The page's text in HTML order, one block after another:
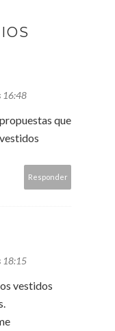
16:48
que
Responder
18:15
vestidos